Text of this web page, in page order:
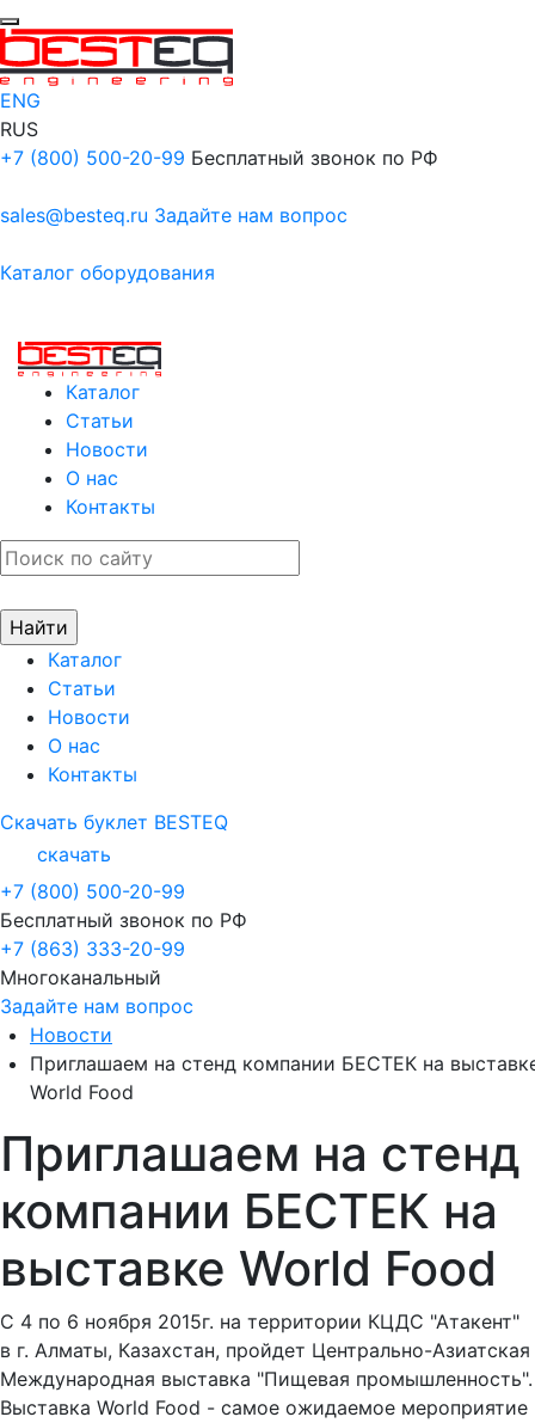
ENG
RUS
+7 (800) 500-20-99 Бесплатный звонок по РФ
sales@besteq.ru Задайте нам вопрос
Каталог оборудования
Каталог
Статьи
Новости
О нас
Контакты
Каталог
Статьи
Новости
О нас
Контакты
Скачать буклет BESTEQ
скачать
+7 (800) 500-20-99
Бесплатный звонок по РФ
+7 (863) 333-20-99
Многоканальный
Задайте нам вопрос
Новости
Приглашаем на стенд компании БЕСТЕК на
World Food
Приглашаем на стенд
компании БЕСТЕК на
выставке World Food
С 4 по 6 ноября 2015г. на территории КЦДС "Атакент"
в г. Алматы, Казахстан, пройдет Центрально-Азиатская
Международная выставка "Пищевая промышленность".
Выставка World Food - самое ожидаемое мероприятие